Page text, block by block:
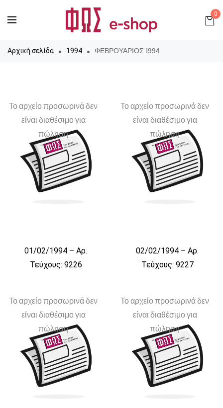
0
Αρχική σελίδα 1994 ΦΕΒΡΟΥΑΡΙΟΣ 1994
Το αρχείο προσωρινά δεν
είναι διαθέσιμο για
πώληση
01/02/1994 – Αρ.
Τεύχους: 9226
Το αρχείο προσωρινά δεν
είναι διαθέσιμο για
πώληση
02/02/1994 – Αρ.
Τεύχους: 9227
Το αρχείο προσωρινά δεν
είναι διαθέσιμο για
πώληση
Το αρχείο προσωρινά δεν
είναι διαθέσιμο για
πώληση